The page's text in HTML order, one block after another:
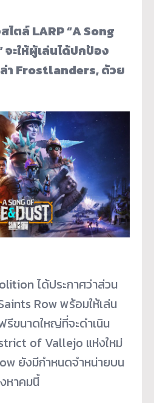
ตล์ LARP “A Song
ะให้ผู้เล่นได้ปกป้อง
า Frostlanders, ด้วย
ได้ประกาศว่าส่วน
Row พร้อมให้เล่น
ขนาดใหญ่ที่จะดำเนิน
of Vallejo แห่งใหม่
ยังมีกำหนดจำหน่ายบน
หาคมนี้